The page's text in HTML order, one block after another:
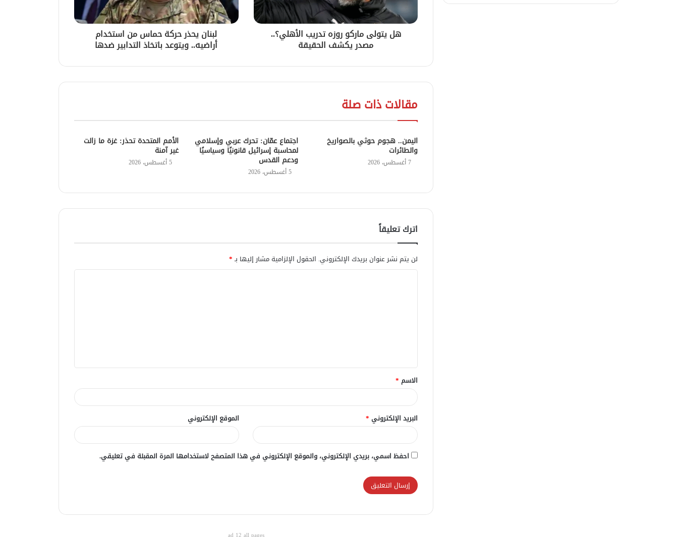
هل يتولى ماركو روزه تدريب الأهلي؟..
مصدر يكشف الحقيقة
لبنان يحذر حركة حماس من استخدام
أراضيه.. ويتوعد باتخاذ التدابير ضدها
مقالات ذات صلة
اليمن.. هجوم حوثي بالصواريخ
والطائرات
7 أغسطس، 2026
اجتماع عمّان: تحرك عربي وإسلامي
لمحاسبة إسرائيل قانونيًا وسياسيًا
ودعم القدس
5 أغسطس، 2026
الأمم المتحدة تحذر: غزة ما زالت
غير آمنة
5 أغسطس، 2026
اترك تعليقاً
لن يتم نشر عنوان بريدك الإلكتروني. الحقول الإلزامية مشار إليها بـ*
ق
*
الاسم *
البريد الإلكتروني * الموقع الإلكتروني
احفظ اسمي، بريدي الإلكتروني، والموقع الإلكتروني في هذا المتصفح لاستخدامها المرة المقبلة في تعليقي.